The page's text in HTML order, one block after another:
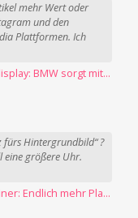
mehr Wert oder
und den
Plattformen. Ich
→ Werbung auf dem Autodisplay: BMW sorgt mit Spider-Man-Werbung für scharfe Kritik
fürs Hintergrundbild“ ?
eine größere Uhr.
→ iOS 27 macht die Uhr kleiner: Endlich mehr Platz fürs Hintergrundbild